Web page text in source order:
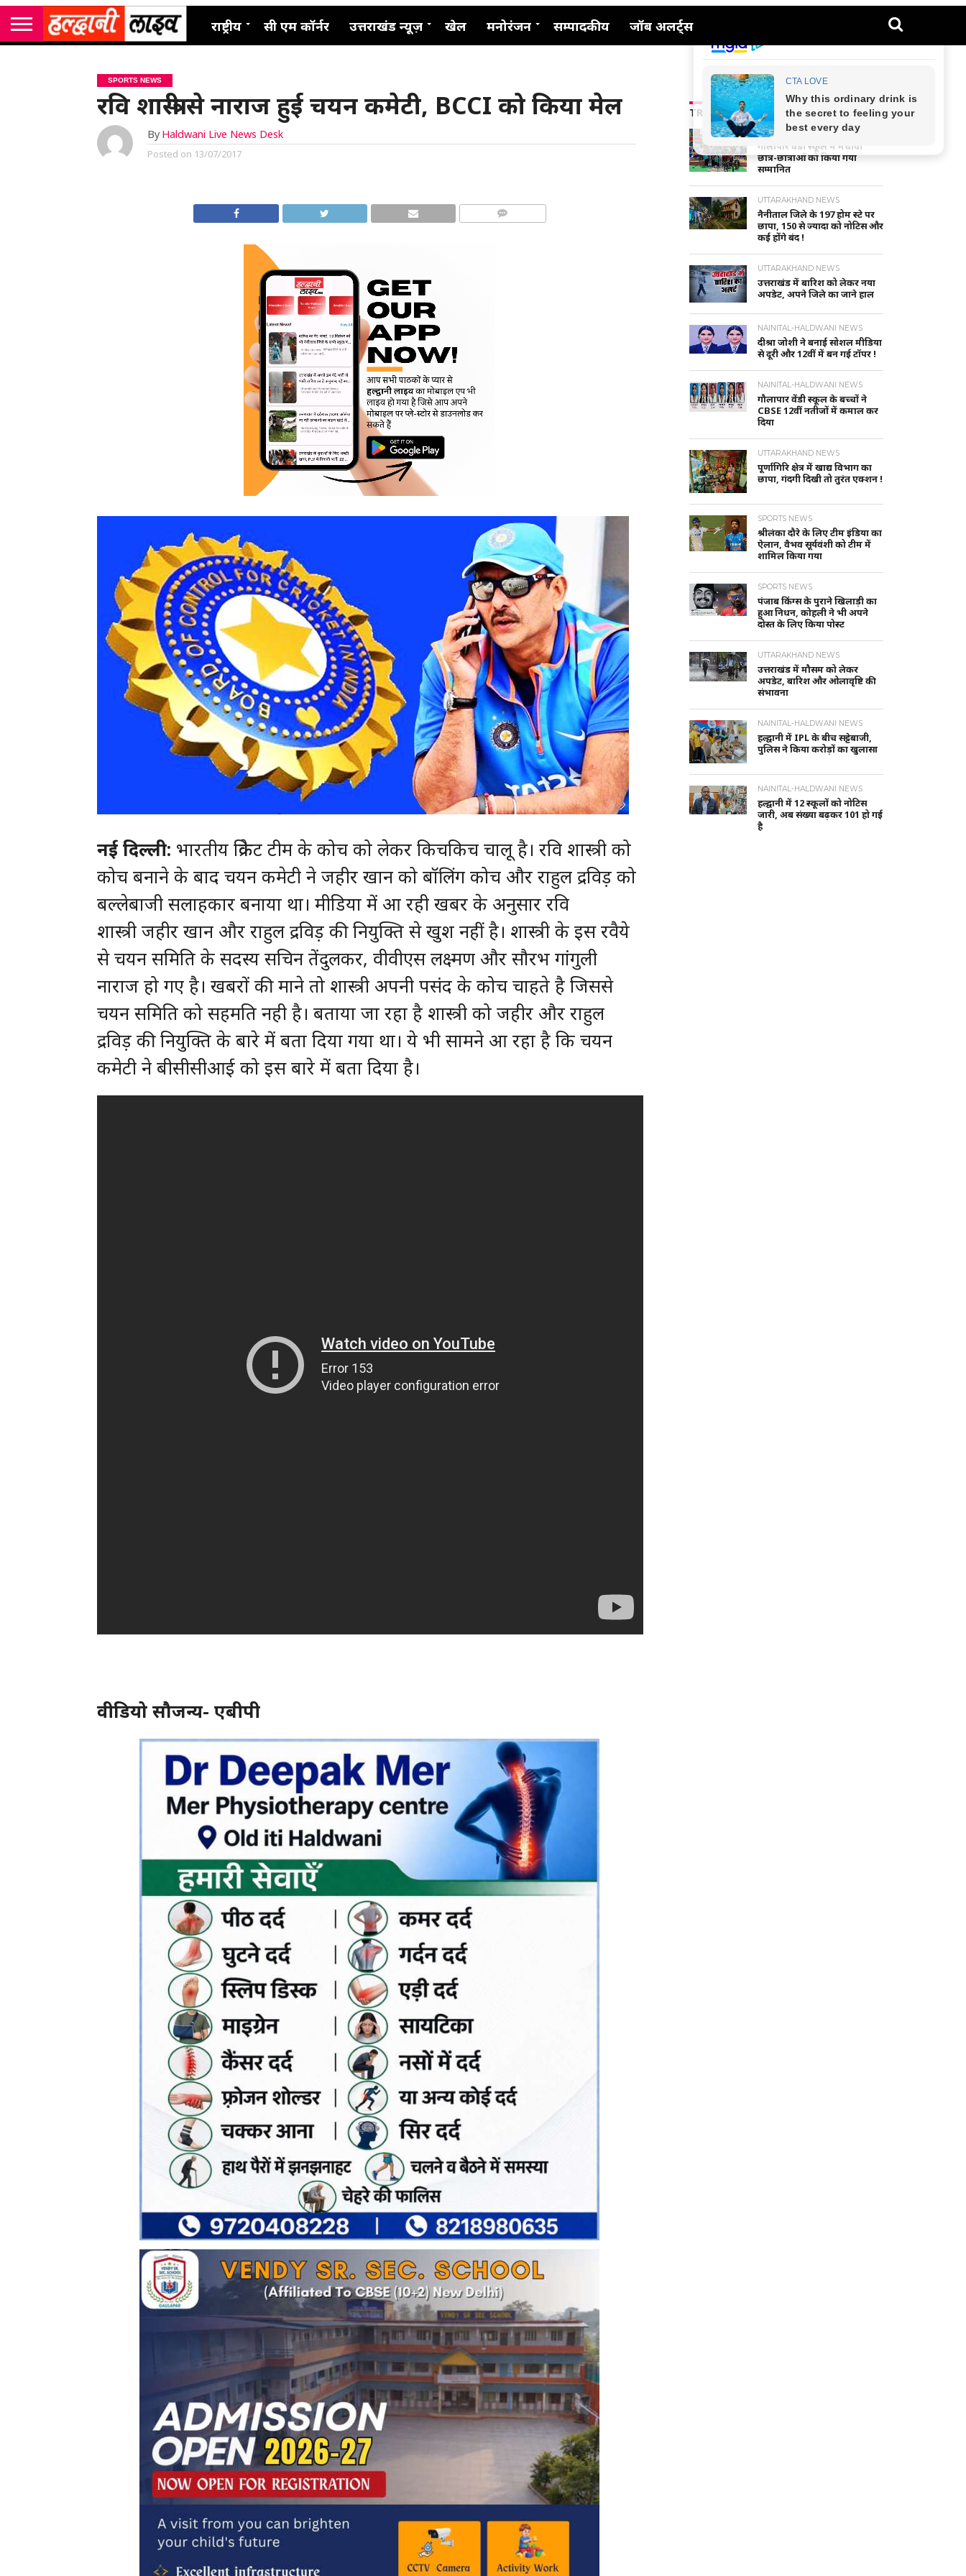
राष्ट्रीय सी एम कॉर्नर उत्तराखंड न्यूज़ खेल मनोरंजन सम्पादकीय जॉब अलर्ट्स
SPORTS NEWS
रवि शास्त्री से नाराज हुई चयन कमेटी, BCCI को किया मेल
By Haldwani Live News Desk
Posted on 13/07/2017
नई दिल्ली: भारतीय क्रिकेट टीम के कोच को लेकर किचकिच चालू है। रवि शास्त्री को
कोच बनाने के बाद चयन कमेटी ने जहीर खान को बॉलिंग कोच और राहुल द्रविड़ को
बल्लेबाजी सलाहकार बनाया था। मीडिया में आ रही खबर के अनुसार रवि
शास्त्री जहीर खान और राहुल द्रविड़ की नियुक्ति से खुश नहीं है। शास्त्री के इस रवैये
से चयन समिति के सदस्य सचिन तेंदुलकर, वीवीएस लक्ष्मण और सौरभ गांगुली
नाराज हो गए है। खबरों की माने तो शास्त्री अपनी पसंद के कोच चाहते है जिससे
चयन समिति को सहमति नही है। बताया जा रहा है शास्त्री को जहीर और राहुल
द्रविड़ की नियुक्ति के बारे में बता दिया गया था। ये भी सामने आ रहा है कि चयन
कमेटी ने बीसीसीआई को इस बारे में बता दिया है।
वीडियो सौजन्य- एबीपी
TRENDING NEWS
NAINITAL-HALDWANI NEWS
गौलापार वैंडी स्कूल में मेधावी
छात्र-छात्राओं को किया गया
सम्मानित
UTTARAKHAND NEWS
नैनीताल जिले के 197 होम स्टे पर
छापा, 150 से ज्यादा को नोटिस और
कई होंगे बंद !
UTTARAKHAND NEWS
उत्तराखंड में बारिश को लेकर नया
अपडेट, अपने जिले का जाने हाल
NAINITAL-HALDWANI NEWS
दीश्रा जोशी ने बनाई सोशल मीडिया
से दूरी और 12वीं में बन गई टॉपर !
NAINITAL-HALDWANI NEWS
गौलापार वेंडी स्कूल के बच्चों ने
CBSE 12वीं नतीजों में कमाल कर
दिया
UTTARAKHAND NEWS
पूर्णागिरि क्षेत्र में खाद्य विभाग का
छापा, गंदगी दिखी तो तुरंत एक्शन !
SPORTS NEWS
श्रीलंका दौरे के लिए टीम इंडिया का
ऐलान, वैभव सूर्यवंशी को टीम में
शामिल किया गया
SPORTS NEWS
पंजाब किंग्स के पुराने खिलाड़ी का
हुआ निधन, कोहली ने भी अपने
दोस्त के लिए किया पोस्ट
UTTARAKHAND NEWS
उत्तराखंड में मौसम को लेकर
अपडेट, बारिश और ओलावृष्टि की
संभावना
NAINITAL-HALDWANI NEWS
हल्द्वानी में IPL के बीच सट्टेबाजी,
पुलिस ने किया करोड़ों का खुलासा
NAINITAL-HALDWANI NEWS
हल्द्वानी में 12 स्कूलों को नोटिस
जारी, अब संख्या बढ़कर 101 हो गई
है